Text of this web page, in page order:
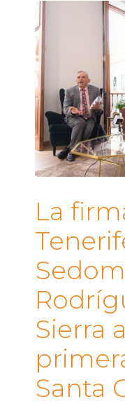
La
Sierra
Santa